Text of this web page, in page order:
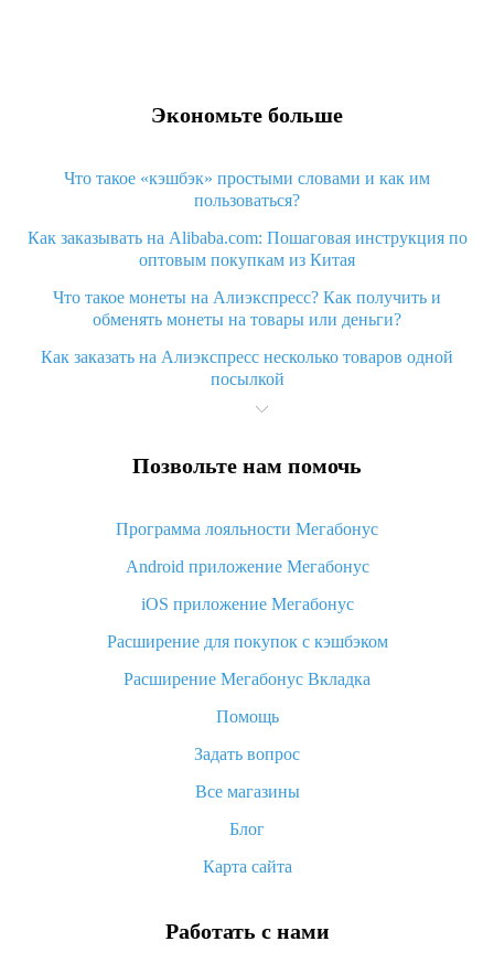
Экономьте больше
Что такое «кэшбэк» простыми словами и как им
пользоваться?
Как заказывать на Alibaba.com: Пошаговая инструкция по
оптовым покупкам из Китая
Что такое монеты на Алиэкспресс? Как получить и
обменять монеты на товары или деньги?
Как заказать на Алиэкспресс несколько товаров одной
посылкой
Что значит статус «Заказ закрыт» на Алиэкспресс и что
Что делать, если Алиэкспресс просит ввести паспортные
Как узнать, куда пришла посылка с Алиэкспресс
Вы отменили заказ на Алиэкспресс, когда вернут деньги?
Что такое баллы на Алиэкспресс, как их получить и
«AliExpress Standard Shipping»: что это за метод доставки и
как его отслеживать
Как покупать оптом на Алиэкспресс
Что делать, если не пришел товар с Алиэкспресс
возврата денег
Позвольте нам помочь
Программа лояльности Мегабонус
Android приложение Мегабонус
iOS приложение Мегабонус
Расширение для покупок с кэшбэком
Расширение Мегабонус Вкладка
Помощь
Задать вопрос
Все магазины
Блог
Карта сайта
Работать с нами